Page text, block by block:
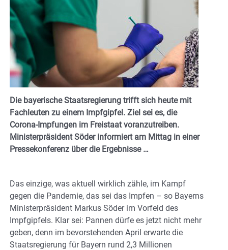
Die bayerische Staatsregierung trifft sich heute mit
Fachleuten zu einem Impfgipfel. Ziel sei es, die
Corona-Impfungen im Freistaat voranzutreiben.
Ministerpräsident Söder informiert am Mittag in einer
Pressekonferenz über die Ergebnisse …
Das einzige, was aktuell wirklich zähle, im Kampf
gegen die Pandemie, das sei das Impfen – so Bayerns
Ministerpräsident Markus Söder im Vorfeld des
Impfgipfels. Klar sei: Pannen dürfe es jetzt nicht mehr
geben, denn im bevorstehenden April erwarte die
Staatsregierung für Bayern rund 2,3 Millionen